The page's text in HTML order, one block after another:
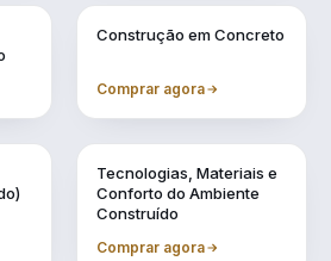
Construção em Concreto
Comprar agora
Tecnologias, Materiais e
Conforto do Ambiente
Construído
Comprar agora